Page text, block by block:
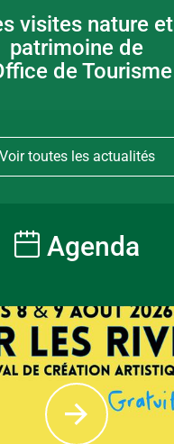
visites nature et
patrimoine de
de Tourisme
Voir toutes les actualités
Agenda